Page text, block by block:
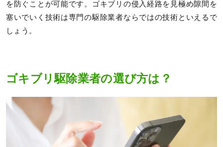
を防ぐことが可能です。ゴキブリの侵入経路を見極め隙間を
塞いでいく技術は専門の駆除業者ならではの技術といえるで
しょう。
ゴキブリ駆除業者の選び方は？